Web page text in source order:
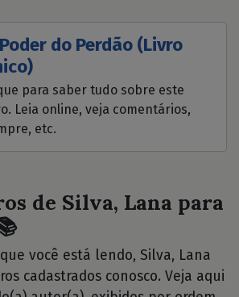
do Perdão (Livro
para saber tudo sobre este
Leia online, veja comentários,
etc.
de Silva, Lana para
você está lendo, Silva, Lana
cadastrados conosco. Veja aqui